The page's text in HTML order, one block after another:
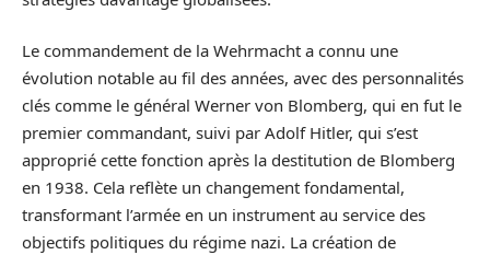
Le commandement de la Wehrmacht a connu une
évolution notable au fil des années, avec des personnalités
clés comme le général Werner von Blomberg, qui en fut le
premier commandant, suivi par Adolf Hitler, qui s’est
approprié cette fonction après la destitution de Blomberg
en 1938. Cela reflète un changement fondamental,
transformant l’armée en un instrument au service des
objectifs politiques du régime nazi. La création de